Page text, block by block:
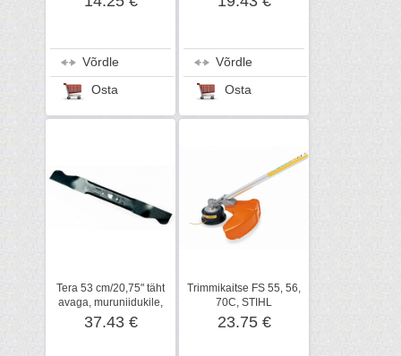
Võrdle
Osta
Võrdle
Osta
Tera 53 cm/20,75" täht
avaga, muruniidukile,
MTD
37.43 €
Trimmikaitse FS 55, 56,
70C, STIHL
23.75 €